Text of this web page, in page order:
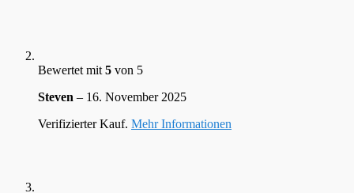
Bewertet mit 5 von 5
Steven – 16. November 2025
Verifizierter Kauf. Mehr Informationen